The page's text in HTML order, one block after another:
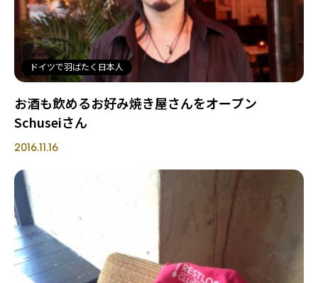
ドイツで羽ばたく日本人
お酒も飲めるお好み焼き屋さんをオープン
Schuseiさん
2016.11.16